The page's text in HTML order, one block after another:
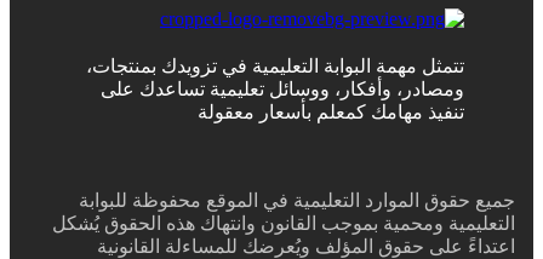
تتمثل مهمة البوابة التعليمية في تزويدك بمنتجات،
ومصادر، وأفكار، ووسائل تعليمية تساعدك على
تنفيذ مهامك كمعلم بأسعار معقولة
جميع حقوق الموارد التعليمية في الموقع محفوظة للبوابة
التعليمية ومحمية بموجب القانون وانتهاك هذه الحقوق يُشكل
اعتداءً على حقوق المؤلف ويُعرضك للمساءلة القانونية